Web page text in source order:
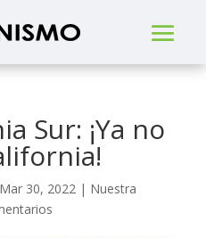
Sur: ¡Ya no
Mar 30, 2022| Nuestra